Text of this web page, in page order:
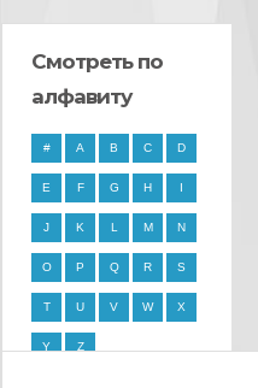
Смотреть по
алфавиту
# A B C D
E F G H I
J K L M N
O P Q R S
T U V W X
Y Z